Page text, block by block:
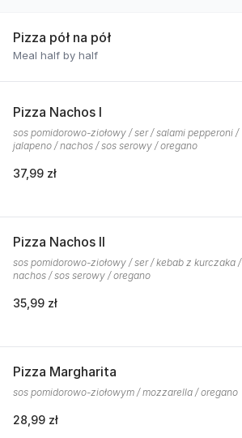
Pizza pół na pół
Meal half by half
Pizza Nachos I
sos pomidorowo-ziołowy / ser / salami pepperoni /
jalapeno / nachos / sos serowy / oregano
37,99 zł
Pizza Nachos II
sos pomidorowo-ziołowy / ser / kebab z kurczaka /
nachos / sos serowy / oregano
35,99 zł
Pizza Margharita
sos pomidorowo-ziołowym / mozzarella / oregano
28,99 zł